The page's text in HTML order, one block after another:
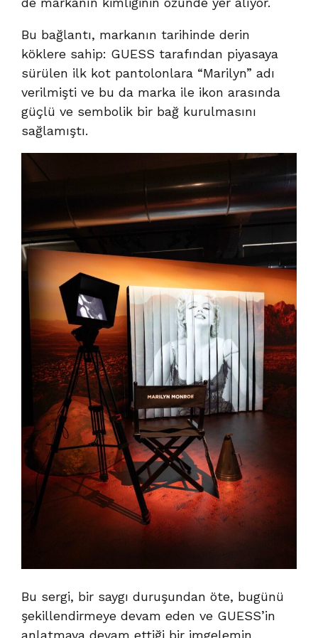
Bu bağlantı, markanın tarihinde derin
köklere sahip: GUESS tarafından piyasaya
sürülen ilk kot pantolonlara “Marilyn” adı
verilmişti ve bu da marka ile ikon arasında
güçlü ve sembolik bir bağ kurulmasını
sağlamıştı.
Bu sergi, bir saygı duruşundan öte, bugünü
şekillendirmeye devam eden ve GUESS’in
anlatmaya devam ettiği bir imgelemin